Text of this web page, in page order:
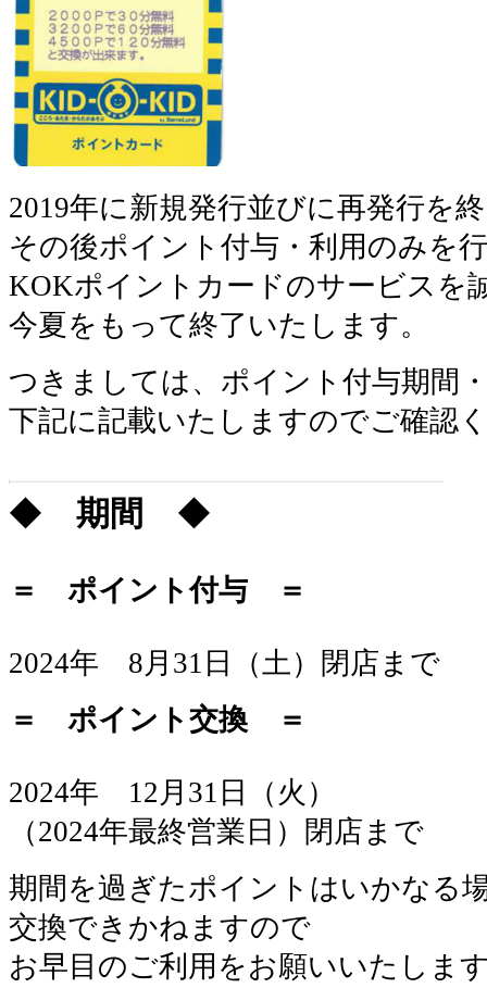
2019年に新規発行並びに再発行を
その後ポイント付与・利用のみを
KOKポイントカードのサービスを
今夏をもって終了いたします。
つきましては、ポイント付与期間
下記に記載いたしますのでご確認
◆ 期間 ◆
＝ ポイント付与 ＝
2024年 8月31日（土）閉店まで
＝ ポイント交換 ＝
2024年 12月31日（火）
（2024年最終営業日）閉店まで
期間を過ぎたポイントはいかなる
交換できかねますので
お早目のご利用をお願いいたしま